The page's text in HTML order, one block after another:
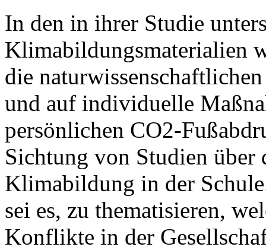
In den in ihrer Studie
Klimabildungsmaterialien
die
und auf individuelle
persönlichen CO2-
Sichtung von Studien
Klimabildung in der
sei es, zu thematisieren,
Konflikte in der